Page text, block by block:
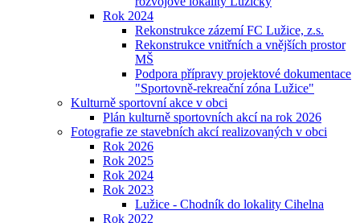
Rok 2024
Rekonstrukce zázemí FC Lužice, z.s.
Rekonstrukce vnitřních a vnějších prostor
MŠ
Podpora přípravy projektové dokumentace
"Sportovně-rekreační zóna Lužice"
Kulturně sportovní akce v obci
Plán kulturně sportovních akcí na rok 2026
Fotografie ze stavebních akcí realizovaných v obci
Rok 2026
Rok 2025
Rok 2024
Rok 2023
Lužice - Chodník do lokality Cihelna
Rok 2022